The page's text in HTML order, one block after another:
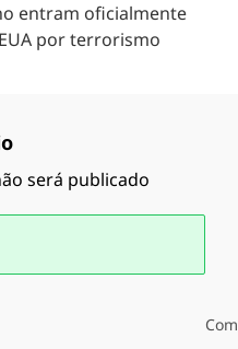
entram oficialmente
por terrorismo
será publicado